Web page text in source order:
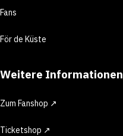
Fans
För de Küste
Weitere Informationen
Zum Fanshop ↗
Ticketshop ↗